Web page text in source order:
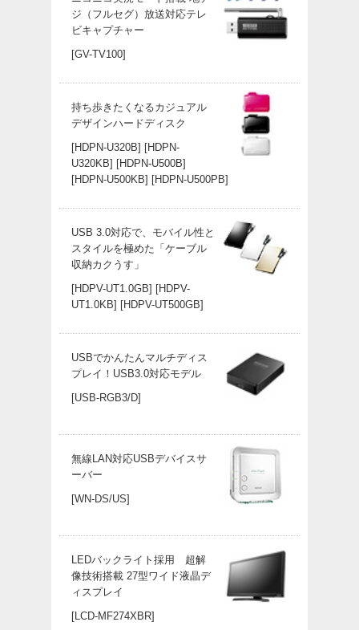
ジ（フルセグ）放送対応テレ
ビキャプチャー
[GV-TV100]
持ち歩きたくなるカジュアル
デザインハードディスク
[HDPN-U320B] [HDPN-
U320KB] [HDPN-U500B]
[HDPN-U500KB] [HDPN-U500PB]
USB 3.0対応で、モバイル性と
スタイルを極めた「ケーブル
収納カクうす」
[HDPV-UT1.0GB] [HDPV-
UT1.0KB] [HDPV-UT500GB]
USBでかんたんマルチディス
プレイ！USB3.0対応モデル
[USB-RGB3/D]
無線LAN対応USBデバイスサ
ーバー
[WN-DS/US]
LEDバックライト採用 超解
像技術搭載 27型ワイド液晶デ
ィスプレイ
[LCD-MF274XBR]